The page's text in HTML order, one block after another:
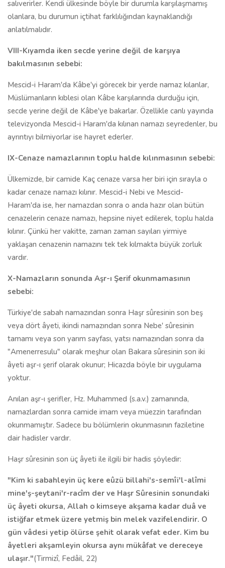
salıverirler. Kendi ülkesinde böyle bir durumla karşılaşmamış
olanlara, bu durumun içtihat farklılığından kaynaklandığı
anlatılmalıdır.
VIII-Kıyamda iken secde yerine değil de karşıya
bakılmasının sebebi:
Mescid-i Haram'da Kâbe'yi görecek bir yerde namaz kılanlar,
Müslümanların kıblesi olan Kâbe karşılarında durduğu için,
secde yerine değil de Kâbe'ye bakarlar. Özellikle canlı yayında
televizyonda Mescid-i Haram'da kılınan namazı seyredenler, bu
ayrıntıyı bilmiyorlar ise hayret ederler.
IX-Cenaze namazlarının toplu halde kılınmasının sebebi:
Ülkemizde, bir camide Kaç cenaze varsa her biri için sırayla o
kadar cenaze namazı kılınır. Mescid-i Nebi ve Mescid-
Haram'da ise, her namazdan sonra o anda hazır olan bütün
cenazelerin cenaze namazı, hepsine niyet edilerek, toplu halda
kılınır. Çünkü her vakitte, zaman zaman sayıları yirmiye
yaklaşan cenazenin namazını tek tek kılmakta büyük zorluk
vardır.
X-Namazların sonunda Aşr-ı Şerif okunmamasının
sebebi:
Türkiye'de sabah namazından sonra Haşr sûresinin son beş
veya dört âyeti, ikindi namazından sonra Nebe' sûresinin
tamamı veya son yarım sayfası, yatsı namazından sonra da
"Amenerresulu" olarak meşhur olan Bakara sûresinin son iki
âyeti aşr-ı şerif olarak okunur; Hicazda böyle bir uygulama
yoktur.
Anılan aşr-ı şerifler, Hz. Muhammed (s.a.v.) zamanında,
namazlardan sonra camide imam veya müezzin tarafından
okunmamıştır. Sadece bu bölümlerin okunmasının faziletine
dair hadisler vardır.
Haşr sûresinin son üç âyeti ile ilgili bir hadis şöyledir:
"Kim ki sabahleyin üç kere eûzü billahi's-semîi'l-alîmi
mine'ş-şeytani'r-racîm der ve Haşr Sûresinin sonundaki
üç âyeti okursa, Allah o kimseye akşama kadar duâ ve
istiğfar etmek üzere yetmiş bin melek vazifelendirir. O
gün vâdesi yetip ölürse şehit olarak vefat eder. Kim bu
âyetleri akşamleyin okursa aynı mükâfat ve dereceye
ulaşır."(Tirmizî, Fedâil, 22)